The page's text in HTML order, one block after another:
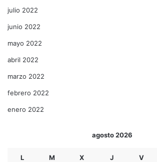
julio 2022
junio 2022
mayo 2022
abril 2022
marzo 2022
febrero 2022
enero 2022
agosto 2026
L M X J V